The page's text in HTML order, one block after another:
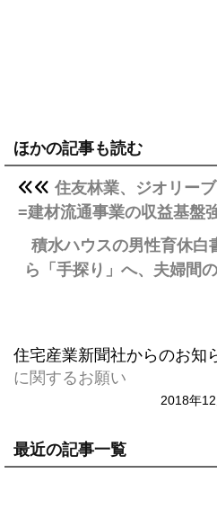
ほかの記事も読む
住友林業、ジオリー
=建材流通事業の収益基盤
積水ハウスの男性育休白
ら「手探り」へ、夫婦間
住宅産業新聞社からのお知
に関するお願い
2018年
最近の記事一覧